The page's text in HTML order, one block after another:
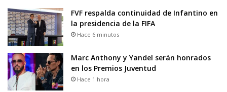
FVF respalda continuidad de Infantino en
la presidencia de la FIFA
Hace 6 minutos
Marc Anthony y Yandel serán honrados
en los Premios Juventud
Hace 1 hora